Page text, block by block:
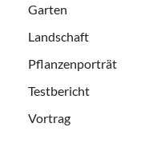
Garten
Landschaft
Pflanzenporträt
Testbericht
Vortrag